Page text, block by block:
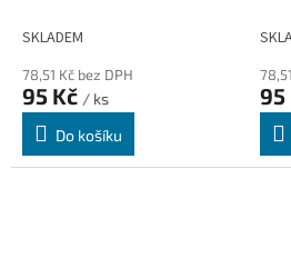
SKLADEM
78,51 Kč bez DPH
95 Kč / ks
Do košíku
95